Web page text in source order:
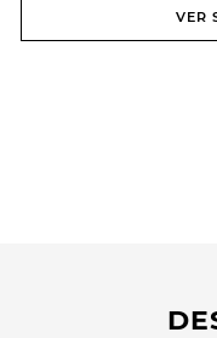
VER